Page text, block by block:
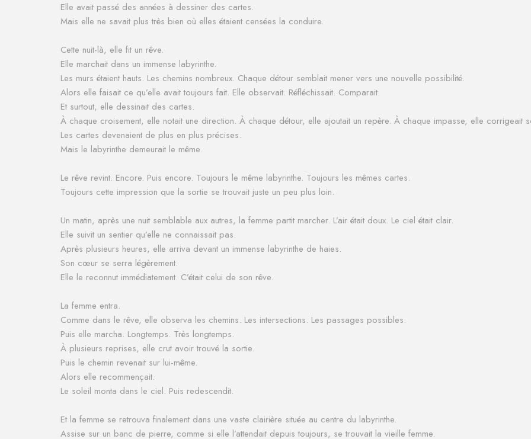
Elle avait passé des années à dessiner des cartes.
Mais elle ne savait plus très bien où elles étaient censées la conduire.
Cette nuit-là, elle fit un rêve.
Elle marchait dans un immense labyrinthe.
Les murs étaient hauts. Les chemins nombreux. Chaque détour semblait mener vers une nouvelle possibilité.
Alors elle faisait ce qu’elle avait toujours fait. Elle observait. Réfléchissait. Comparait.
Et surtout, elle dessinait des cartes.
À chaque croisement, elle notait une direction. À chaque détour, elle ajoutait un repère. À chaque impasse, elle corrigeait
Les cartes devenaient de plus en plus précises.
Mais le labyrinthe demeurait le même.
Le rêve revint. Encore. Puis encore. Toujours le même labyrinthe. Toujours les mêmes cartes.
Toujours cette impression que la sortie se trouvait juste un peu plus loin.
Un matin, après une nuit semblable aux autres, la femme partit marcher. L’air était doux. Le ciel était clair.
Elle suivit un sentier qu’elle ne connaissait pas.
Après plusieurs heures, elle arriva devant un immense labyrinthe de haies.
Son cœur se serra légèrement.
Elle le reconnut immédiatement. C’était celui de son rêve.
La femme entra.
Comme dans le rêve, elle observa les chemins. Les intersections. Les passages possibles.
Puis elle marcha. Longtemps. Très longtemps.
À plusieurs reprises, elle crut avoir trouvé la sortie.
Puis le chemin revenait sur lui-même.
Alors elle recommençait.
Le soleil monta dans le ciel. Puis redescendit.
Et la femme se retrouva finalement dans une vaste clairière située au centre du labyrinthe.
Assise sur un banc de pierre, comme si elle l’attendait depuis toujours, se trouvait la vieille femme.